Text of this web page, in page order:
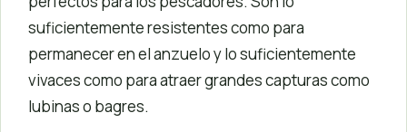
suficientemente resistentes como para
permanecer en el anzuelo y lo suficientemente
vivaces como para atraer grandes capturas como
lubinas o bagres.